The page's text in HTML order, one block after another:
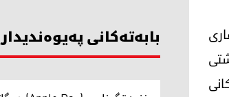
بابەتەکانی پەیوەندیدار